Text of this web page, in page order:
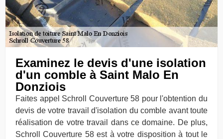
Examinez le devis d'une isolation
d'un comble à Saint Malo En
Donziois
Faites appel Schroll Couverture 58 pour l'obtention du
devis de votre travail d'isolation du comble avant toute
réalisation de votre travail dans ce domaine. De plus,
Schroll Couverture 58 est à votre disposition à tout le